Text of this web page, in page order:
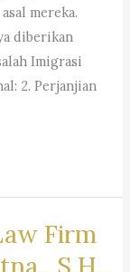
mereka.
diberikan
Imigrasi
2. Perjanjian
Firm
S.H.,